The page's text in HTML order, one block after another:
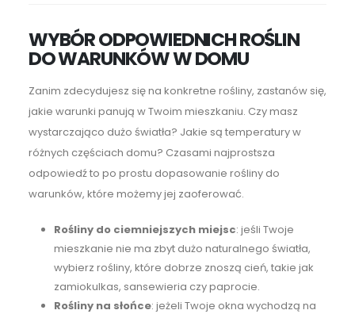
WYBÓR ODPOWIEDNICH ROŚLIN
DO WARUNKÓW W DOMU
Zanim zdecydujesz się na konkretne rośliny, zastanów się,
jakie warunki panują w Twoim mieszkaniu. Czy masz
wystarczająco dużo światła? Jakie są temperatury w
różnych częściach domu? Czasami najprostsza
odpowiedź to po prostu dopasowanie rośliny do
warunków, które możemy jej zaoferować.
Rośliny do ciemniejszych miejsc: jeśli Twoje
mieszkanie nie ma zbyt dużo naturalnego światła,
wybierz rośliny, które dobrze znoszą cień, takie jak
zamiokulkas, sansewieria czy paprocie.
Rośliny na słońce: jeżeli Twoje okna wychodzą na